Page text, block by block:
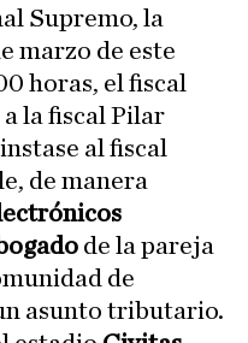
Supremo, la
marzo de este
horas, el fiscal
la fiscal Pilar
al fiscal
de manera
de la pareja
de
asunto tributario.